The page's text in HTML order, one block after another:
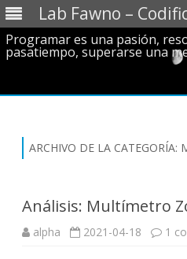
Lab Fawno –
Programar es una pasión,
pasatiempo, superarse una
ARCHIVO DE LA CATEGORÍA:
Análisis: Multímetro
alpha 2021-04-18 1